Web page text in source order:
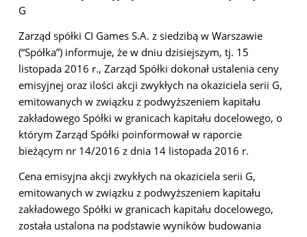
G
Zarząd spółki CI Games S.A. z siedzibą w Warszawie
(“Spółka”) informuje, że w dniu dzisiejszym, tj. 15
listopada 2016 r., Zarząd Spółki dokonał ustalenia ceny
emisyjnej oraz ilości akcji zwykłych na okaziciela serii G,
emitowanych w związku z podwyższeniem kapitału
zakładowego Spółki w granicach kapitału docelowego, o
którym Zarząd Spółki poinformował w raporcie
bieżącym nr 14/2016 z dnia 14 listopada 2016 r.
Cena emisyjna akcji zwykłych na okaziciela serii G,
emitowanych w związku z podwyższeniem kapitału
zakładowego Spółki w granicach kapitału docelowego,
została ustalona na podstawie wyników budowania